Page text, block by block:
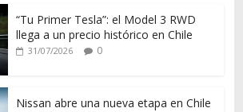
“Tu Primer Tesla”: el Model 3 RWD
llega a un precio histórico en Chile
31/07/2026 0
Nissan abre una nueva etapa en Chile